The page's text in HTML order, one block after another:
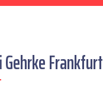
Frankfurt